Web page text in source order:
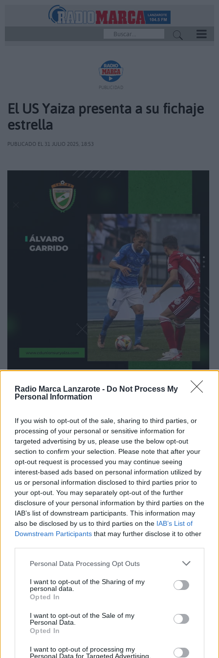
Radio Marca Lanzarote - Do Not Process My
Personal Information
If you wish to opt-out of the sale, sharing to third parties, or
processing of your personal or sensitive information for
targeted advertising by us, please use the below opt-out
section to confirm your selection. Please note that after your
opt-out request is processed you may continue seeing
interest-based ads based on personal information utilized by
us or personal information disclosed to third parties prior to
your opt-out. You may separately opt-out of the further
disclosure of your personal information by third parties on the
IAB’s list of downstream participants. This information may
also be disclosed by us to third parties on the IAB’s List of
Downstream Participants that may further disclose it to other
Personal Data Processing Opt Outs
I want to opt-out of the Sharing of my
personal data.
Opted In
I want to opt-out of the Sale of my
Personal Data.
Opted In
I want to opt-out of processing my
Personal Data for Targeted Advertising.
PUBLICIDAD
El US Yaiza presenta a su fichaje
estrella
PUBLICADO EL 31 JULIO 2025, 18:53
Álvaro Garrido, con una dilatada trayectoria en
la banda izquierda
RADIO MARCA LANZAROTE
ARCHIVO
ElUS Yaizaha anunciado a través de sus redes
extremo andaluz llega para aportar experiencia,
velocidad y desequilibrio en el tramo final del
mercado estival.
Garrido cuenta con